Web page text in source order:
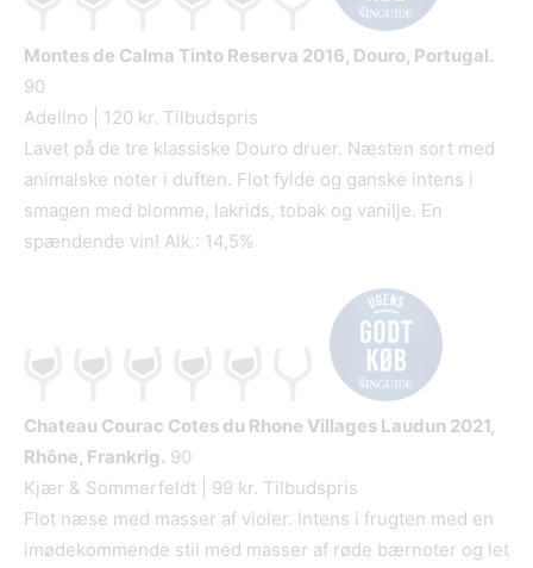
Montes de Calma Tinto Reserva 2016, Douro, Portugal.
90
Adelino | 120 kr. Tilbudspris
Lavet på de tre klassiske Douro druer. Næsten sort med
animalske noter i duften. Flot fylde og ganske intens i
smagen med blomme, lakrids, tobak og vanilje. En
spændende vin! Alk.: 14,5%
Chateau Courac Cotes du Rhone Villages Laudun 2021,
Rhône, Frankrig. 90
Kjær & Sommerfeldt | 99 kr. Tilbudspris
Flot næse med masser af violer. Intens i frugten med en
imødekommende stil med masser af røde bærnoter og let